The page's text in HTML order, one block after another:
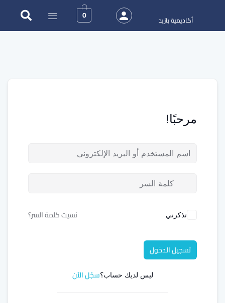
أكاديمية بازيد 0
مرحبًا!
تذكرني نسيت كلمة السر؟
تسجيل الدخول
ليس لديك حساب؟سجّل الآن